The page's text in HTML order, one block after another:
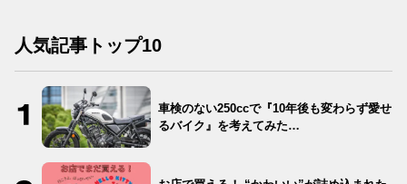
人気記事トップ10
車検のない250ccで『10年後も変わらず愛せ
るバイク』を考えてみた…